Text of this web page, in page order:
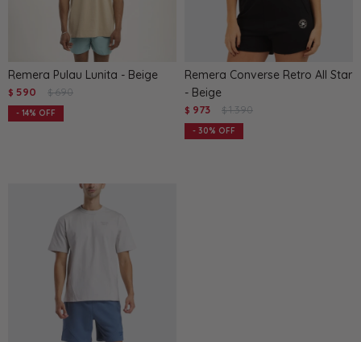
Remera Pulau Lunita - Beige
$ 590 $ 690
14
Remera Converse Retro All Star
- Beige
$ 973 $ 1.390
30